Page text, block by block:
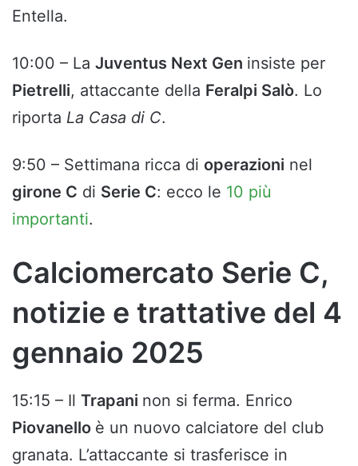
Entella.
10:00 – La Juventus Next Gen insiste per
Pietrelli, attaccante della Feralpi Salò. Lo
riporta La Casa di C.
9:50 – Settimana ricca di operazioni nel
girone C di Serie C: ecco le 10 più
importanti.
Calciomercato Serie C,
notizie e trattative del 4
gennaio 2025
15:15 – Il Trapani non si ferma. Enrico
Piovanello è un nuovo calciatore del club
granata. L’attaccante si trasferisce in